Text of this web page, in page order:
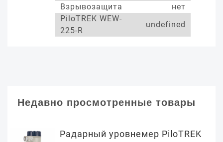
Взрывозащита
нет
PiloTREK WEW-
225-R
undefined
Недавно просмотренные товары
Радарный уровнемер PiloTREK